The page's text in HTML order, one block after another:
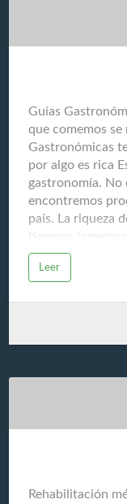
Guías
que comemos
Gastronómicas
por algo es rica
gastronomía. No
encontremos
país. La riqueza
tiempos
Gastronómicas
ancestral. El
educación del
provoca nuestra
culinario y que
experiencia de
Leer
Rehabilitación